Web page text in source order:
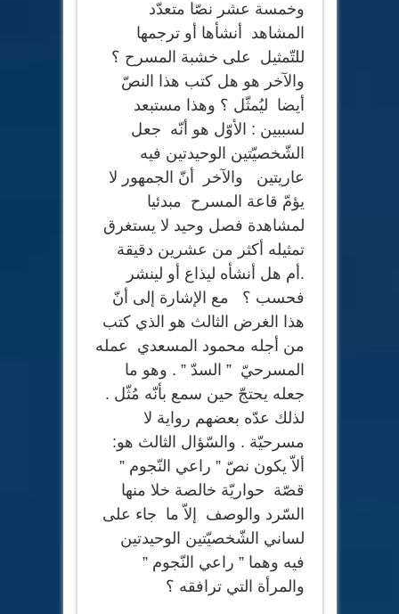
وخمسة عشر نصّا متعدّد
المشاهد أنشأها أو ترجمها
للتّمثيل على خشبة المسرح ؟
والآخر هو هل كتب هذا النصّ
أيضا ليُمثّل ؟ وهذا مستبعد
لسببين : الأوّل هو أنّه جعل
الشّخصيّتين الوحيدتين فيه
عاريتين والآخر أنّ الجمهور لا
يؤمّ قاعة المسرح مبدئيا
لمشاهدة فصل وحيد لا يستغرق
تمثيله أكثر من عشرين دقيقة
.أم هل أنشأه ليذاع أو لينشر
فحسب ؟ مع الإشارة إلى أنّ
هذا الغرض الثالث هو الذي كتب
من أجله محمود المسعدي عمله
المسرحيّ ” السدّ ” . وهو ما
جعله يحتجّ حين سمع بأنّه مُثّل .
لذلك عدّه بعضهم رواية لا
مسرحيّة . والسّؤال الثالث هو:
ألاّ يكون نصّ ” راعي النّجوم ”
قصّة حواريّة خالصة خلا منها
السّرد والوصف إلاّ ما جاء على
لساني الشّخصيّتين الوحيدتين
فيه وهما ” راعي النّجوم ”
والمرأة التي ترافقه ؟